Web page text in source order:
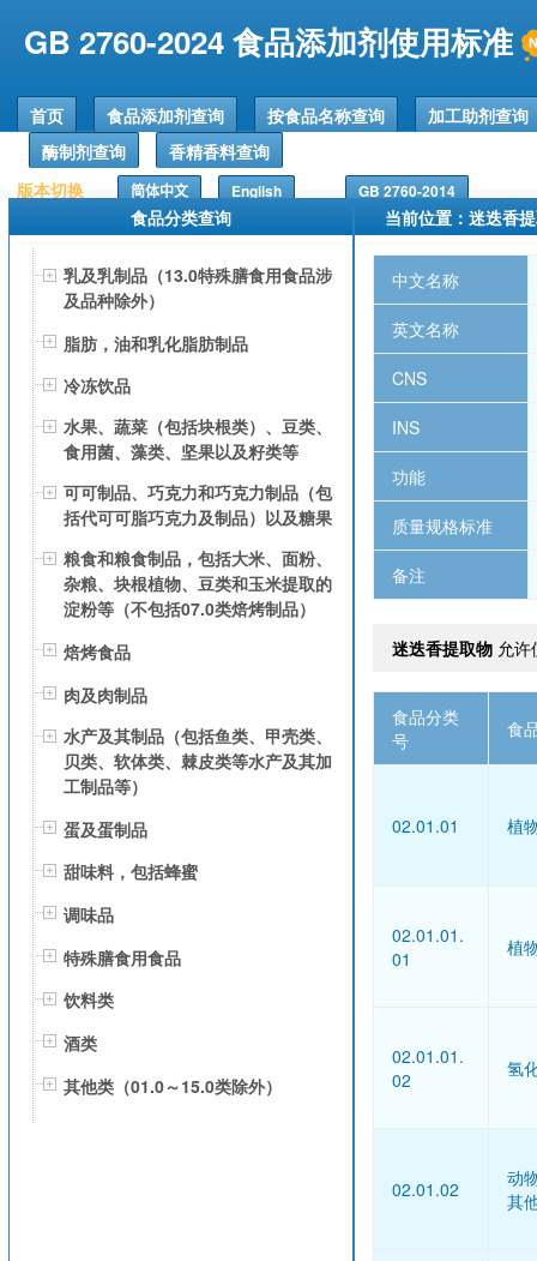
GB 2760-2024 食品添加剂使用标准
首页 食品添加剂查询 按食品名称查询
加工助剂查询
酶制剂查询
香精香料查询
版本切换
简体中文 English GB 2760-2014
食品分类查询
乳及乳制品（13.0特殊膳食用食品涉
及品种除外）
脂肪，油和乳化脂肪制品
冷冻饮品
水果、蔬菜（包括块根类）、豆类、
食用菌、藻类、坚果以及籽类等
可可制品、巧克力和巧克力制品（包
括代可可脂巧克力及制品）以及糖果
粮食和粮食制品，包括大米、面粉、
杂粮、块根植物、豆类和玉米提取的
淀粉等（不包括07.0类焙烤制品）
焙烤食品
肉及肉制品
水产及其制品（包括鱼类、甲壳类、
贝类、软体类、棘皮类等水产及其加
工制品等）
蛋及蛋制品
甜味料，包括蜂蜜
调味品
特殊膳食用食品
饮料类
酒类
其他类（01.0～15.0类除外）
当前位置： 迷迭香
中文名称
英文名称
CNS
INS
功能
质量规格标准
备注
迷迭香提取物允许
食品分类
号
食
02.01.01 植
02.01.01.
01
植
02.01.01.
02
氢
02.01.02
动
其